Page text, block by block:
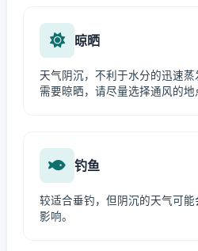
晾晒
天气阴沉，不利于水分的迅速
需要晾晒，请尽量选择通风的地
钓鱼
较适合垂钓，但阴沉的天气可
影响。